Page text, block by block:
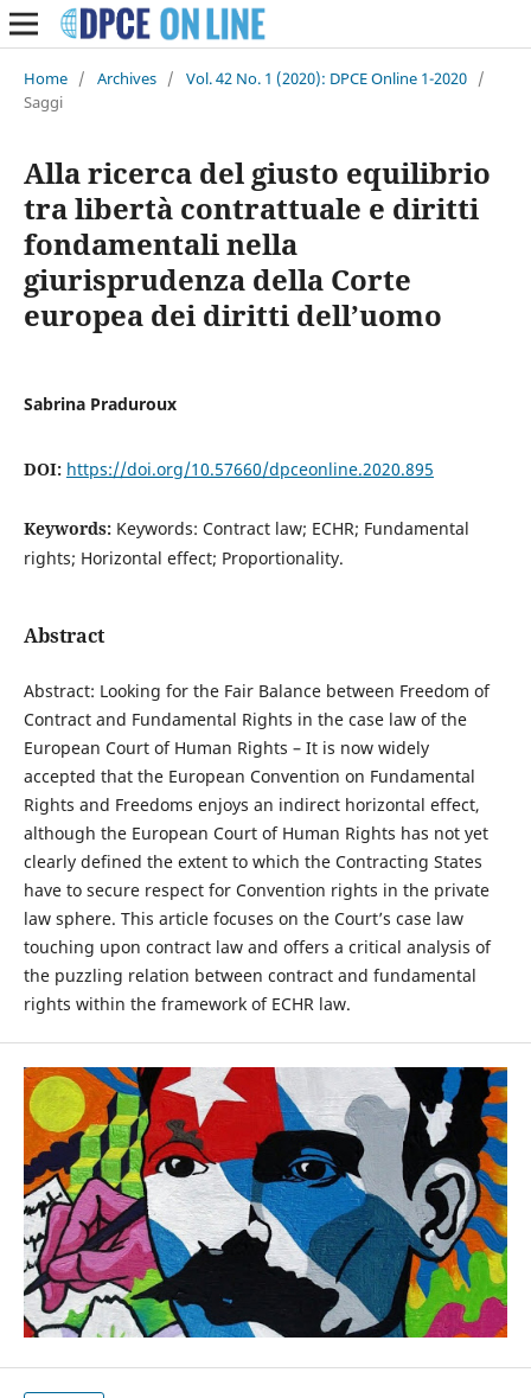
Home / Archives / Vol. 42 No. 1 (2020): DPCE Online 1-2020 /
Saggi
Alla ricerca del giusto equilibrio
tra libertà contrattuale e diritti
fondamentali nella
giurisprudenza della Corte
europea dei diritti dell’uomo
Sabrina Praduroux
DOI: https://doi.org/10.57660/dpceonline.2020.895
Keywords: Keywords: Contract law; ECHR; Fundamental
rights; Horizontal effect; Proportionality.
Abstract
Abstract: Looking for the Fair Balance between Freedom of
Contract and Fundamental Rights in the case law of the
European Court of Human Rights – It is now widely
accepted that the European Convention on Fundamental
Rights and Freedoms enjoys an indirect horizontal effect,
although the European Court of Human Rights has not yet
clearly defined the extent to which the Contracting States
have to secure respect for Convention rights in the private
law sphere. This article focuses on the Court’s case law
touching upon contract law and offers a critical analysis of
the puzzling relation between contract and fundamental
rights within the framework of ECHR law.